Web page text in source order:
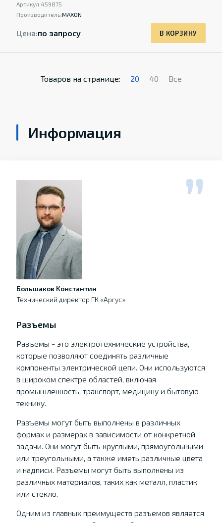
Артикул:459875
Производитель:MAXON
Цена:по запросу В КОРЗИНУ
Товаров на странице: 20 40 Все
Информация
Большаков Константин
Технический директор ГК «Аргус»
Разъемы
Разъемы - это электротехнические устройства,
которые позволяют соединять различные
компоненты электрической цепи. Они используются
в широком спектре областей, включая
промышленность, транспорт, медицину и бытовую
технику.
Разъемы могут быть выполнены в различных
формах и размерах в зависимости от конкретной
задачи. Они могут быть круглыми, прямоугольными
или треугольными, а также иметь различные цвета
и надписи. Разъемы могут быть выполнены из
различных материалов, таких как металл, пластик
или стекло.
Одним из главных преимуществ разъемов является